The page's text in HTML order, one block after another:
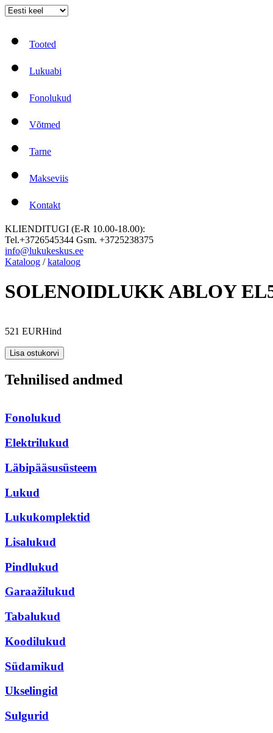
Tooted
Lukuabi
Fonolukud
Võtmed
Tarne
Makseviis
Kontakt
KLIENDITUGI (E-R 10.00-18.00):
Tel.+3726545344 Gsm. +3725238375
info@lukukeskus.ee
Kataloog /kataloog
SOLENOIDLUKK ABLOY
521 EURHind
Tehnilised andmed
Fonolukud
Elektrilukud
Läbipääsusüsteem
Lukud
Lukukomplektid
Lisalukud
Pindlukud
Garaažilukud
Tabalukud
Koodilukud
Südamikud
Ukselingid
Sulgurid